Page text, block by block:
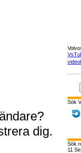
dig.
Sök
Sök
11